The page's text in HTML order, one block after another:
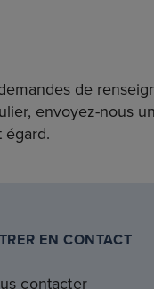
de
envoyez-nous
égard.
EN CONTACT
contacter